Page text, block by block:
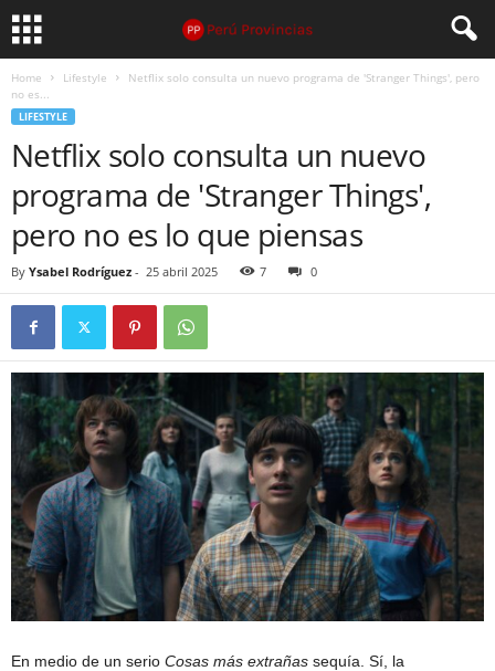
Home Lifestyle
Netflix solo consulta un nuevo programa de 'Stranger Things', pero
no es...
LIFESTYLE
Netflix solo consulta un nuevo
programa de 'Stranger Things',
pero no es lo que piensas
By Ysabel Rodríguez - 25 abril 2025 7 0
En medio de un serio Cosas más extrañas sequía. Sí, la